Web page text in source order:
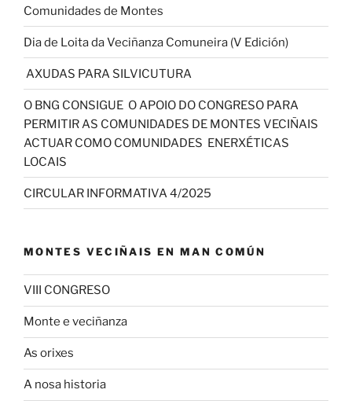
Comunidades de Montes
Dia de Loita da Veciñanza Comuneira (V Edición)
AXUDAS PARA SILVICUTURA
O BNG CONSIGUE O APOIO DO CONGRESO PARA
PERMITIR AS COMUNIDADES DE MONTES VECIÑAIS
ACTUAR COMO COMUNIDADES ENERXÉTICAS
LOCAIS
CIRCULAR INFORMATIVA 4/2025
MONTES VECIÑAIS EN MAN COMÚN
VIII CONGRESO
Monte e veciñanza
As orixes
A nosa historia